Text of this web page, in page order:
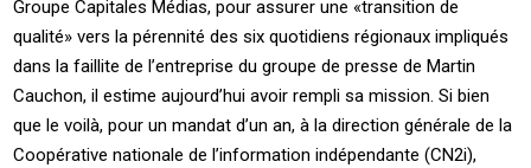
Groupe Capitales Médias, pour assurer une «transition de
qualité» vers la pérennité des six quotidiens régionaux impliqués
dans la faillite de l’entreprise du groupe de presse de Martin
Cauchon, il estime aujourd’hui avoir rempli sa mission. Si bien
que le voilà, pour un mandat d’un an, à la direction générale de la
Coopérative nationale de l’information indépendante (CN2i),